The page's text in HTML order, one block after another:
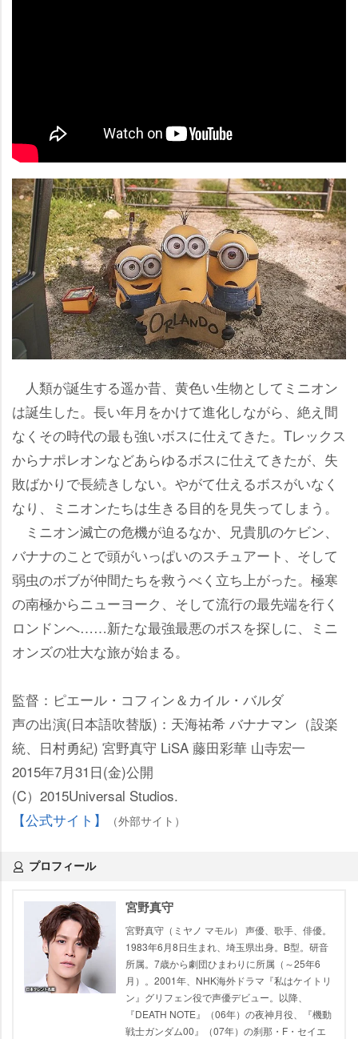
人類が誕生する遥か昔、黄色い生物としてミニオン
は誕生した。長い年月をかけて進化しながら、絶え間
なくその時代の最も強いボスに仕えてきた。Tレックス
からナポレオンなどあらゆるボスに仕えてきたが、失
敗ばかりで長続きしない。やがて仕えるボスがいなく
なり、ミニオンたちは生きる目的を見失ってしまう。
ミニオン滅亡の危機が迫るなか、兄貴肌のケビン、
バナナのことで頭がいっぱいのスチュアート、そして
弱虫のボブが仲間たちを救うべく立ち上がった。極寒
の南極からニューヨーク、そして流行の最先端を行く
ロンドンへ……新たな最強最悪のボスを探しに、ミニ
オンズの壮大な旅が始まる。
監督：ピエール・コフィン＆カイル・バルダ
声の出演(日本語吹替版)：天海祐希 バナナマン（設楽
統、日村勇紀) 宮野真守 LiSA 藤田彩華 山寺宏一
2015年7月31日(金)公開
(C）2015Universal Studios.
【公式サイト】
（外部サイト）
プロフィール
宮野真守
宮野真守（ミヤノ マモル） 声優、歌手、俳優。
1983年6月8日生まれ、埼玉県出身。B型。研音
所属。7歳から劇団ひまわりに所属（～25年6
月）。2001年、NHK海外ドラマ『私はケイトリ
ン』グリフェン役で声優デビュー。以降、
『DEATH NOTE』（06年）の夜神月役、『機動
戦士ガンダム00』（07年）の刹那・F・セイエ